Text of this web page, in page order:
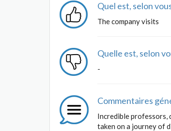
Quel est, selon
The company visits
Quelle est, selon
-
Commentaires
Incredible professors,
taken on a journey of